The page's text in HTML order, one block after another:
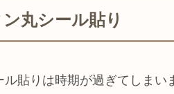
丸シール貼り
ル貼りは時期が過ぎてしまい